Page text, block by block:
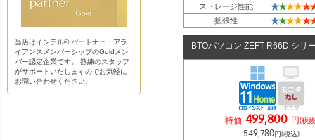
ストレージ性能 ★★★★★
拡張性 ★★★★★
BTOパソコン ZEFT R66D シリ
特価 499,800 円(税
549,780円(税込)
当店はインテル® パートナー・アラ
イアンスメンバーシップのGoldメン
バー認定企業です。 熟練のスタッフ
がサポートいたしますのでお気軽に
お問い合わせください。